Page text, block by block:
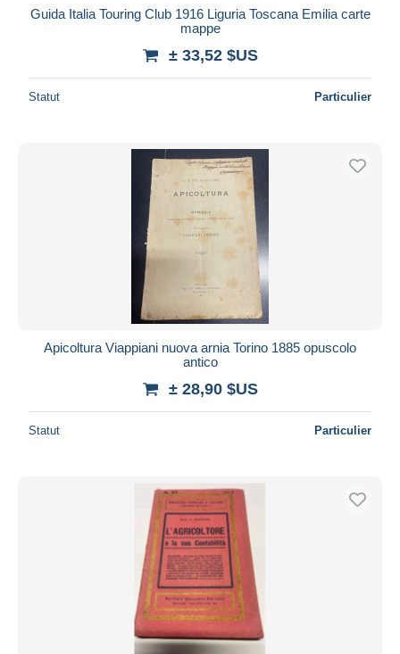
Guida Italia Touring Club 1916 Liguria Toscana Emilia carte
mappe
± 33,52 $US
Statut Particulier
Apicoltura Viappiani nuova arnia Torino 1885 opuscolo
antico
± 28,90 $US
Statut Particulier